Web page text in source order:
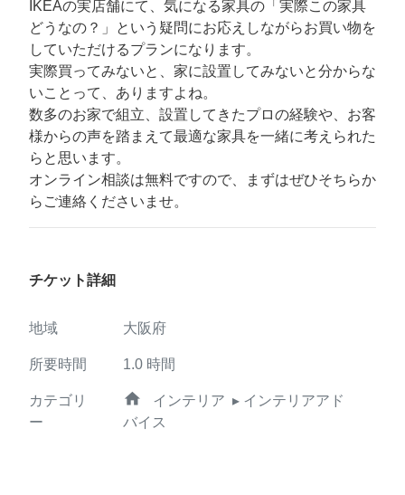
IKEAの実店舗にて、気になる家具の「実際この家具
どうなの？」という疑問にお応えしながらお買い物を
していただけるプランになります。
実際買ってみないと、家に設置してみないと分からな
いことって、ありますよね。
数多のお家で組立、設置してきたプロの経験や、お客
様からの声を踏まえて最適な家具を一緒に考えられた
らと思います。
オンライン相談は無料ですので、まずはぜひそちらか
らご連絡くださいませ。
チケット詳細
地域 大阪府
所要時間 1.0 時間
カテゴリ
ー
home インテリア ▸ インテリアアド
バイス